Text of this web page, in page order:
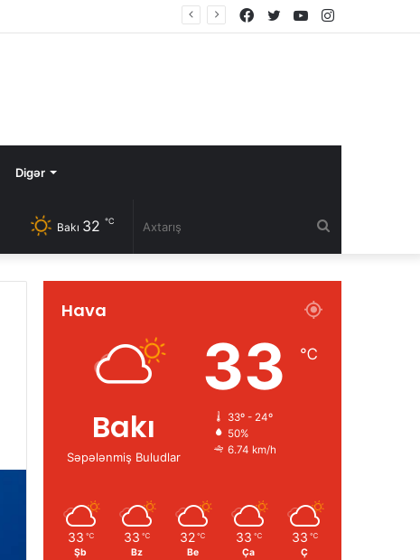
YouTube
Twitter
Facebook
Digər
Bakı 32 ℃
Hava
Bakı
Səpələnmiş Buludlar
33 ℃
33º - 24º
50%
6.74 km/h
33 ℃
Şb
33 ℃
Bz
32 ℃
Be
33 ℃
Ça
33 ℃
Ç